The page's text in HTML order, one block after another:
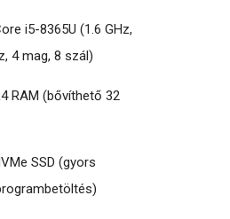
i5-8365U (1.6 GHz,
4 mag, 8 szál)
RAM (bővíthető 32
SSD (gyors